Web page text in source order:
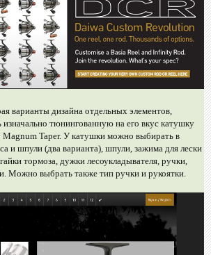
варианты дизайна отдельных элементов,
изначально тюнингованную на его вкус катушку
Taper. У катушки можно выбирать в
и шпули (два варианта), шпули, зажима для лески
тормоза, дужки лесоукладывателя, ручки,
Можно выбрать также тип ручки и рукоятки.